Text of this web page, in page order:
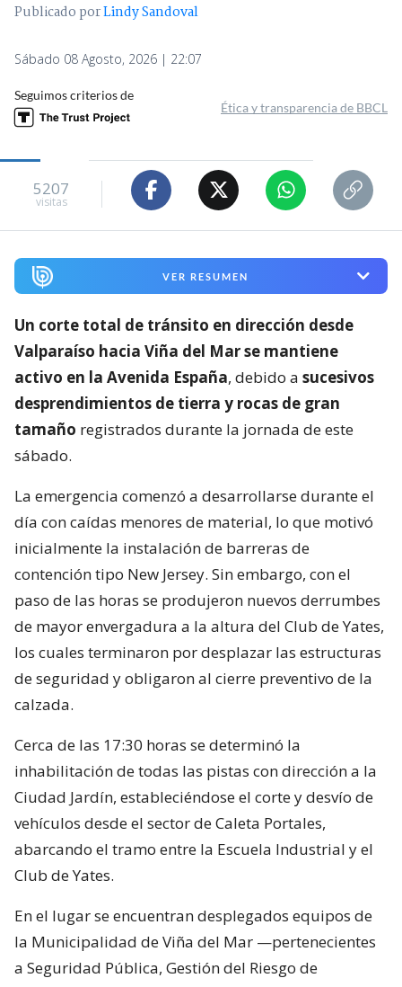
Publicado porLindy Sandoval
Sábado 08 Agosto, 2026 | 22:07
Seguimos criterios de
Ética y transparencia de BBCL
5207
visitas
VER RESUMEN
Un corte total de tránsito en dirección desde
Valparaíso hacia Viña del Mar se mantiene
activo en la Avenida España, debido a sucesivos
desprendimientos de tierra y rocas de gran
tamaño registrados durante la jornada de este
sábado.
La emergencia comenzó a desarrollarse durante el
día con caídas menores de material, lo que motivó
inicialmente la instalación de barreras de
contención tipo New Jersey. Sin embargo, con el
paso de las horas se produjeron nuevos derrumbes
de mayor envergadura a la altura del Club de Yates,
los cuales terminaron por desplazar las estructuras
de seguridad y obligaron al cierre preventivo de la
calzada.
Cerca de las 17:30 horas se determinó la
inhabilitación de todas las pistas con dirección a la
Ciudad Jardín, estableciéndose el corte y desvío de
vehículos desde el sector de Caleta Portales,
abarcando el tramo entre la Escuela Industrial y el
Club de Yates.
En el lugar se encuentran desplegados equipos de
la Municipalidad de Viña del Mar —pertenecientes
a Seguridad Pública, Gestión del Riesgo de